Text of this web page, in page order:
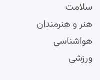
سلامت
هنر و هنرمندان
هواشناسی
ورزشی